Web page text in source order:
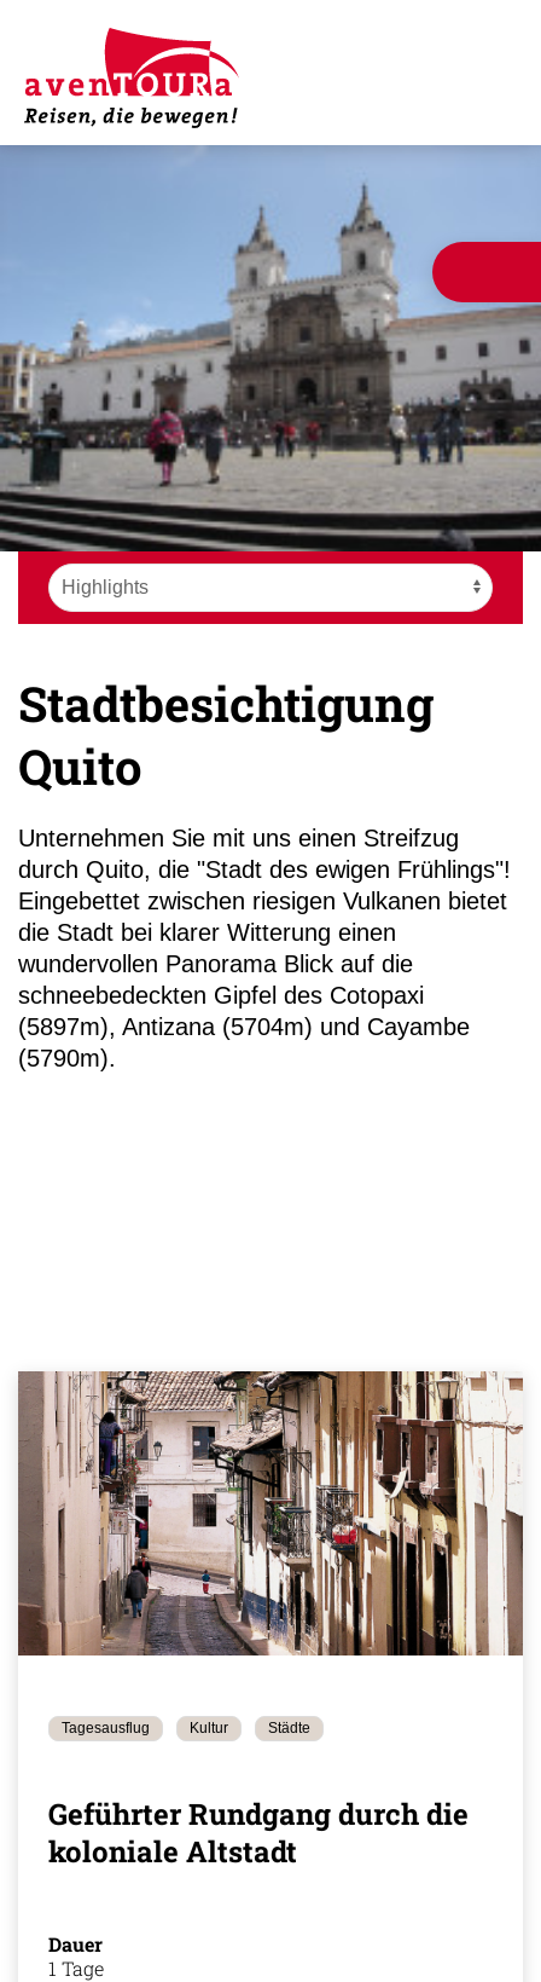
Stadtbesichtigung
Quito
Unternehmen Sie mit uns einen Streifzug
durch Quito, die "Stadt des ewigen Frühlings"!
Eingebettet zwischen riesigen Vulkanen bietet
die Stadt bei klarer Witterung einen
wundervollen Panorama Blick auf die
schneebedeckten Gipfel des Cotopaxi
(5897m), Antizana (5704m) und Cayambe
(5790m).
Tagesausflug Kultur Städte
Geführter Rundgang durch die
koloniale Altstadt
Dauer
1 Tage